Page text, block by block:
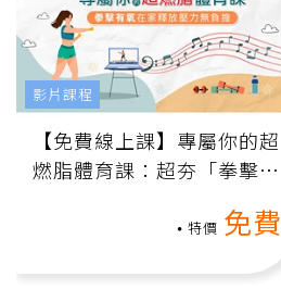
【免費線上課】專屬你的超
燃脂體育課：超夯「拳擊有
特價 免費
影片課程